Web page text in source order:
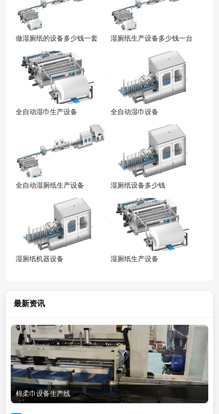
做湿厕纸的设备多少钱一套 湿厕纸生产设备多少钱一台
全自动湿巾生产设备 全自动湿巾设备
全自动湿厕纸生产设备 湿厕纸设备多少钱
湿厕纸机器设备 湿厕纸生产设备
最新资讯
棉柔巾设备生产线